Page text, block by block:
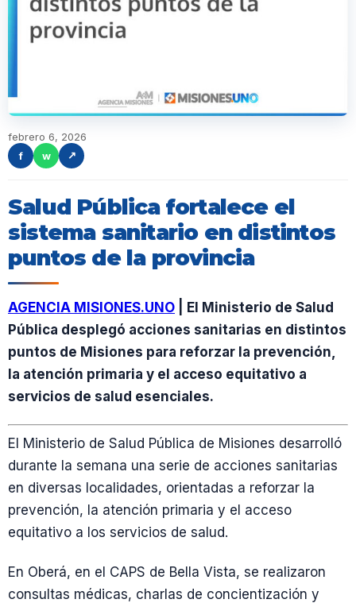
febrero 6, 2026
f
w ↗
Salud Pública fortalece el
sistema sanitario en distintos
puntos de la provincia
AGENCIA MISIONES.UNO | El Ministerio de Salud
Pública desplegó acciones sanitarias en distintos
puntos de Misiones para reforzar la prevención,
la atención primaria y el acceso equitativo a
servicios de salud esenciales.
El Ministerio de Salud Pública de Misiones desarrolló
durante la semana una serie de acciones sanitarias
en diversas localidades, orientadas a reforzar la
prevención, la atención primaria y el acceso
equitativo a los servicios de salud.
En Oberá, en el CAPS de Bella Vista, se realizaron
consultas médicas, charlas de concientización y